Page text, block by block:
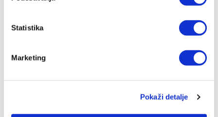
Statistika
Marketing
Pokaži detalje
LP-RGCR
NAZIV PROIZVODA
BRUTO TEŽINA (KG)